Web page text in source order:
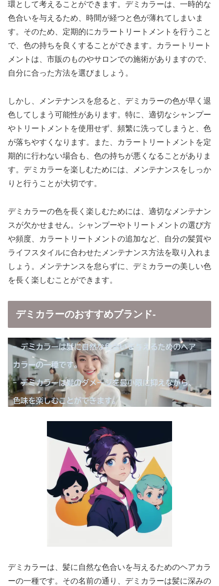
環として考えることができます。デミカラーは、一時的な
色合いを与えるため、時間が経つと色が薄れてしまいま
す。そのため、定期的にカラートリートメントを行うこと
で、色の持ちを良くすることができます。カラートリート
メントは、市販のものやサロンでの施術がありますので、
自分に合った方法を選びましょう。
しかし、メンテナンスを怠ると、デミカラーの色が早く退
色してしまう可能性があります。特に、適切なシャンプー
やトリートメントを使用せず、頻繁に洗ってしまうと、色
が落ちやすくなります。また、カラートリートメントを定
期的に行わない場合も、色の持ちが悪くなることがありま
す。デミカラーを楽しむためには、メンテナンスをしっか
りと行うことが大切です。
デミカラーの色を長く楽しむためには、適切なメンテナン
スが欠かせません。シャンプーやトリートメントの選び方
や頻度、カラートリートメントの追加など、自分の髪質や
ライフスタイルに合わせたメンテナンス方法を取り入れま
しょう。メンテナンスを怠らずに、デミカラーの美しい色
を長く楽しむことができます。
デミカラーのおすすめブランド-
デミカラーは、髪に自然な色合いを与えるためのヘアカラ
ーの一種です。その名前の通り、デミカラーは髪に深みの